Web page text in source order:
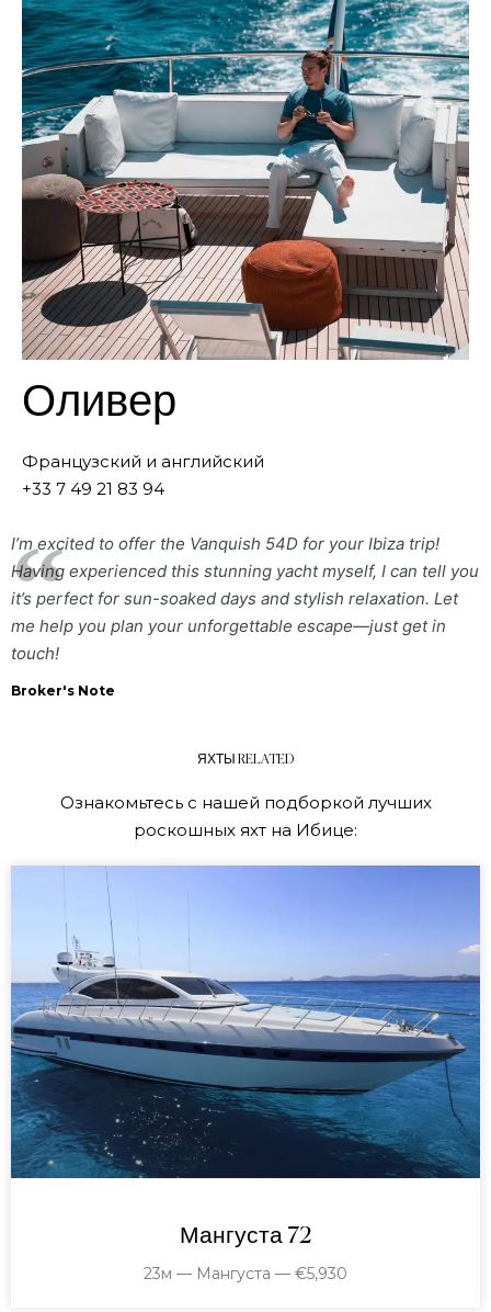
Оливер
Французский и английский
+33 7 49 21 83 94
I’m excited to offer the Vanquish 54D for your Ibiza trip!
Having experienced this stunning yacht myself, I can tell you
it’s perfect for sun-soaked days and stylish relaxation. Let
me help you plan your unforgettable escape—just get in
touch!
Broker's Note
ЯХТЫ RELATED
Ознакомьтесь с нашей подборкой лучших
роскошных яхт на Ибице:
Мангуста 72
23м — Мангуста — €5,930